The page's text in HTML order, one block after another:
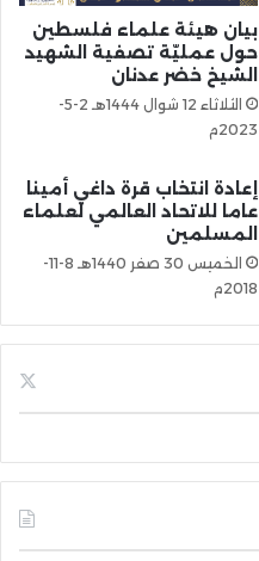
بيان هيئة علماء فلسطين
حول عمليّة تصفية الشهيد
الشيخ خضر عدنان
الثلاثاء 12 شوال 1444هـ 2-5-
2023م
إعادة انتخاب قرة داغي أمينا
عاما للاتحاد العالمي لعلماء
المسلمين
الخميس 30 صفر 1440هـ 8-11-
2018م